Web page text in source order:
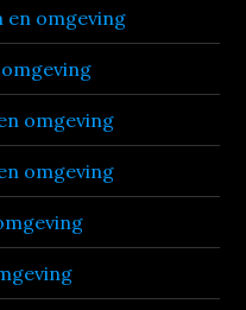
en omgeving
omgeving
omgeving